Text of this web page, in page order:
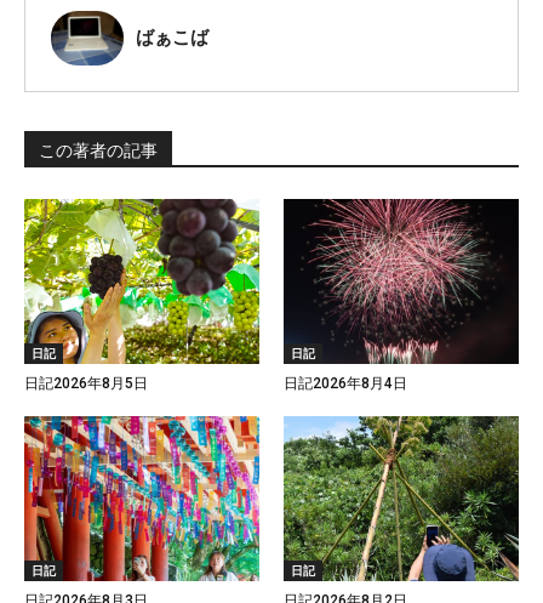
ばぁこば
この著者の記事
日記
日記2026年8月5日
日記
日記2026年8月4日
日記
日記